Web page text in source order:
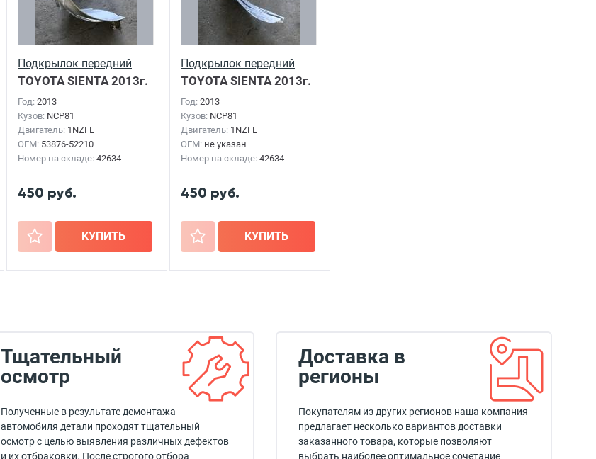
Подкрылок передний
левый
TOYOTA SIENTA2013г.
Год: 2013
Кузов: NCP81
Двигатель: 1NZFE
OEM: 53876-52210
Номер на складе: 42634
450 руб.
+ КУПИТЬ
Подкрылок передний
правый
TOYOTA SIENTA2013г.
Год: 2013
Кузов: NCP81
Двигатель: 1NZFE
OEM: не указан
Номер на складе: 42634
450 руб.
+ КУПИТЬ
Тщательный
осмотр
Полученные в результате демонтажа
автомобиля детали проходят тщательный
осмотр с целью выявления различных дефектов
и их отбраковки. После строгого отбора
Доставка в
регионы
Покупателям из других регионов наша компания
предлагает несколько вариантов доставки
заказанного товара, которые позволяют
выбрать наиболее оптимальное сочетание